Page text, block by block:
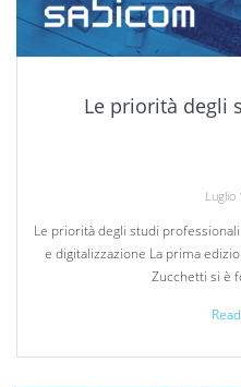
Le priorità degli
Luglio
Le priorità degli studi
e digitalizzazione La prima
Zucchetti si è